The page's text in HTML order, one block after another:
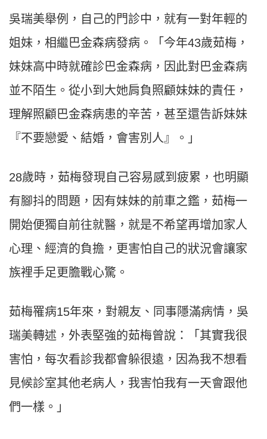
吳瑞美舉例，自己的門診中，就有一對年輕的
姐妹，相繼巴金森病發病。「今年43歲茹梅，
妹妹高中時就確診巴金森病，因此對巴金森病
並不陌生。從小到大她肩負照顧妹妹的責任，
理解照顧巴金森病患的辛苦，甚至還告訴妹妹
『不要戀愛、結婚，會害別人』。」
28歲時，茹梅發現自己容易感到疲累，也明顯
有腳抖的問題，因有妹妹的前車之鑑，茹梅一
開始便獨自前往就醫，就是不希望再增加家人
心理、經濟的負擔，更害怕自己的狀況會讓家
族裡手足更膽戰心驚。
茹梅罹病15年來，對親友、同事隱滿病情，吳
瑞美轉述，外表堅強的茹梅曾說：「其實我很
害怕，每次看診我都會躲很遠，因為我不想看
見候診室其他老病人，我害怕我有一天會跟他
們一樣。」